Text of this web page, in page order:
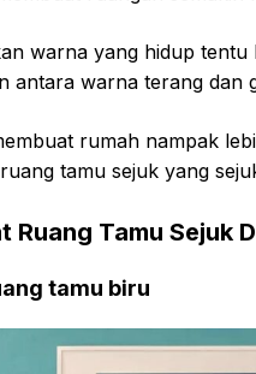
warna yang hidup tentu
antara warna terang dan
rumah nampak
tamu sejuk yang
Ruang Tamu Sejuk
tamu biru